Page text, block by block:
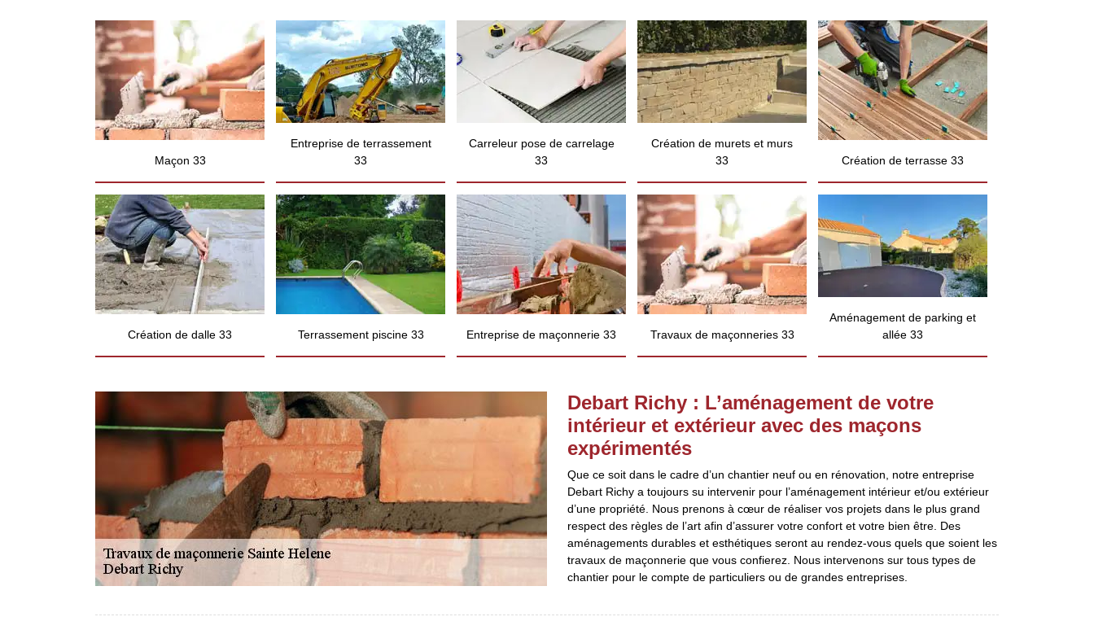
Maçon 33
Entreprise de terrassement
33
Carreleur pose de carrelage
33
Création de murets et murs
33
Création de terrasse 33
Création de dalle 33 Terrassement piscine 33 Entreprise de maçonnerie 33 Travaux de maçonneries 33
Aménagement de parking et
allée 33
Debart Richy : L’aménagement de votre
intérieur et extérieur avec des maçons
expérimentés
Que ce soit dans le cadre d’un chantier neuf ou en rénovation, notre entreprise
Debart Richy a toujours su intervenir pour l’aménagement intérieur et/ou extérieur
d’une propriété. Nous prenons à cœur de réaliser vos projets dans le plus grand
respect des règles de l’art afin d’assurer votre confort et votre bien être. Des
aménagements durables et esthétiques seront au rendez-vous quels que soient les
travaux de maçonnerie que vous confierez. Nous intervenons sur tous types de
chantier pour le compte de particuliers ou de grandes entreprises.